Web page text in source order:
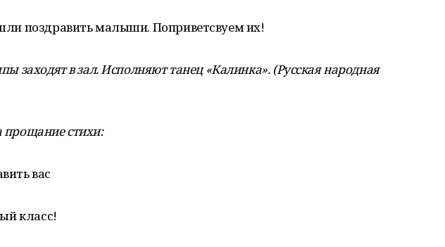
поздравить малыши. Поприветсвуем их!
заходят в зал. Исполняют танец «Калинка». (Русская народная
стихи:
вас
класс!